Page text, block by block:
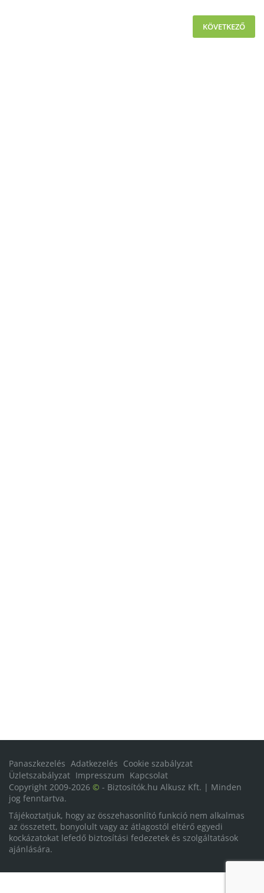
KÖVETKEZŐ
Panaszkezelés Adatkezelés Cookie szabályzat
Üzletszabályzat Impresszum Kapcsolat
Copyright 2009-2026 © - Biztosítók.hu Alkusz Kft. | Minden
jog fenntartva.
Tájékoztatjuk, hogy az összehasonlító funkció nem alkalmas
az összetett, bonyolult vagy az átlagostól eltérő egyedi
kockázatokat lefedő biztosítási fedezetek és szolgáltatások
ajánlására.